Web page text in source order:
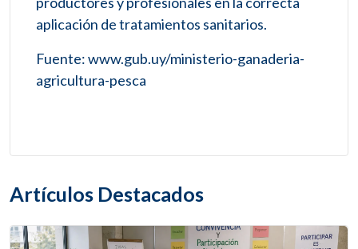
aplicación de tratamientos sanitarios.
Fuente: www.gub.uy/ministerio-ganaderia-
agricultura-pesca
Artículos Destacados